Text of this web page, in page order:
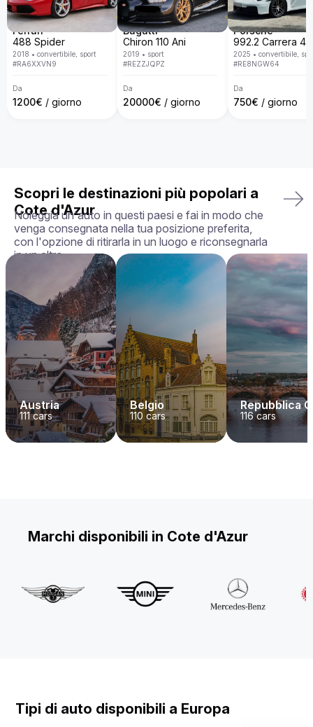
Da Billion Rent, siamo specializzati nel noleggio di auto di
lusso con una flotta disponibile in tutta Europa. Con un
servizio personalizzato, consegna porta a porta, politiche
trasparenti e la garanzia di ricevere l'auto esattamente come
la hai scelta, in perfette condizioni, rendiamo la tua
esperienza di noleggio semplice, piacevole e su misura per
La tua auto perfetta ti aspetta — prenota oggi la tua Aston
Ferrari
488 Spider
2018 • convertibile, sport
#RA6XXVN9
Da
1200€ / giorno
Bugatti
Chiron 110 Ani
2019 • sport
#REZZJQPZ
Da
20000€ / giorno
Porsche
2025 • convertibile,
#RE8NGW64
Da
750€ / giorno
Scopri le destinazioni più popolari a
Cote d'Azur
Noleggia un'auto in questi paesi e fai in modo che
venga consegnata nella tua posizione preferita,
con l'opzione di ritirarla in un luogo e riconsegnarla
in un altro.
Austria
111cars
Belgio
110 cars
Repubblica
116cars
Marchi disponibili in Cote d'Azur
Tipi di auto disponibili a Europa